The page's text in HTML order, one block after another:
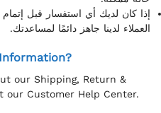
إذا كان لديك أي استفسار قبل
العملاء لدينا جاهز دائمًا لمساعدتك.
our Shipping, Return &
our Customer Help Center.